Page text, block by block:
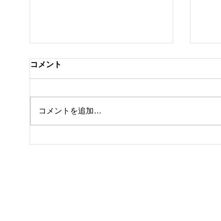
私事ですが…✌️
コメント
コメントを追加…